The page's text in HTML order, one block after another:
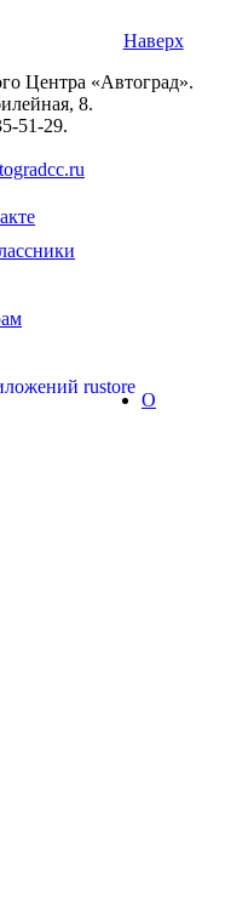
Наверх
Центра «Автоград».
8.
51-29.
О